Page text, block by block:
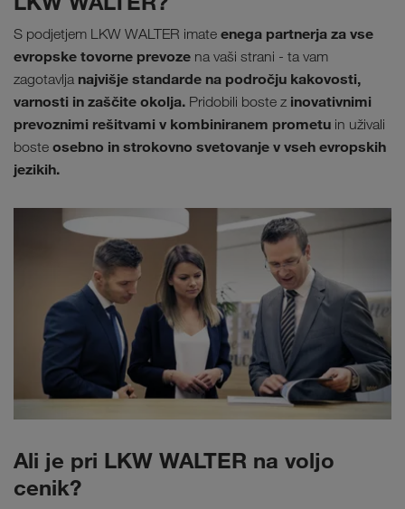
S podjetjem LKW WALTER imate enega partnerja za vse
evropske tovorne prevoze na vaši strani - ta vam
zagotavlja najvišje standarde na področju kakovosti,
varnosti in zaščite okolja. Pridobili boste z inovativnimi
prevoznimi rešitvami v kombiniranem prometu in uživali
boste osebno in strokovno svetovanje v vseh evropskih
jezikih.
Ali je pri LKW WALTER na voljo
cenik?